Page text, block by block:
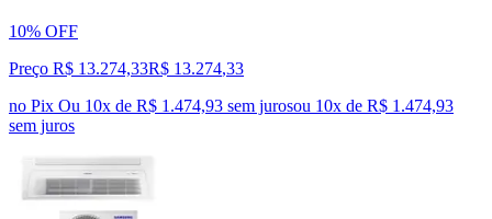
10% OFF
Preço R$ 13.274,33R$ 13.274,33
no Pix Ou 10x de R$ 1.474,93 sem jurosou 10x de R$ 1.474,93
sem juros